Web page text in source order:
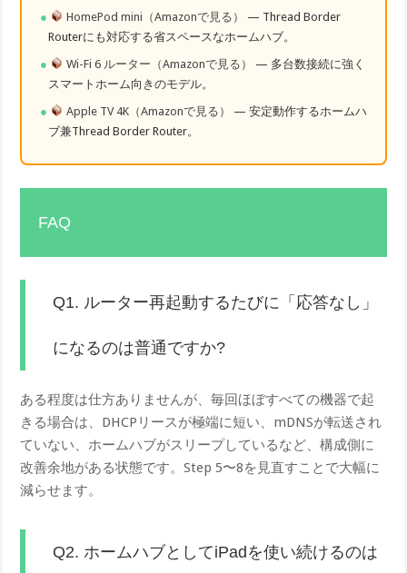
HomePod mini（Amazonで見る）
— Thread Border
Routerにも対応する省スペースなホームハブ。
Wi-Fi 6 ルーター（Amazonで見る）
— 多台数接続に強く
スマートホーム向きのモデル。
Apple TV 4K（Amazonで見る）
— 安定動作するホームハ
ブ兼Thread Border Router。
FAQ
Q1. ルーター再起動するたびに「応答なし」
になるのは普通ですか?
ある程度は仕方ありませんが、毎回ほぼすべての機器で起
きる場合は、DHCPリースが極端に短い、mDNSが転送され
ていない、ホームハブがスリープしているなど、構成側に
改善余地がある状態です。Step 5〜8を見直すことで大幅に
減らせます。
Q2. ホームハブとしてiPadを使い続けるのは